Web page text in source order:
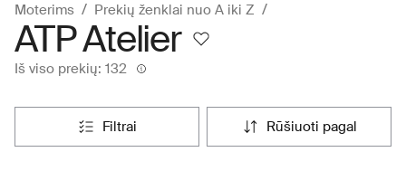
Moterims Prekių ženklai nuo A iki Z
ATP Atelier
Iš viso prekių: 132
filtrai rūšiuoti pagal